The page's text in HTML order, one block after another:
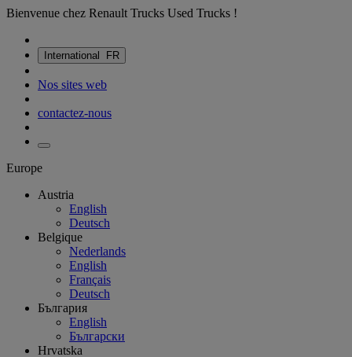
Bienvenue chez Renault Trucks Used Trucks !
International FR
Nos sites web
contactez-nous
Europe
Austria
English
Deutsch
Belgique
Nederlands
English
Français
Deutsch
България
English
Български
Hrvatska